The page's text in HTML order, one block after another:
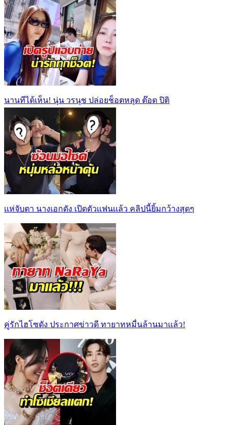
นานทีได้เห็น! นุ่น วรนุช ปล่อยช็อตหลุด ต๊อด ปิติ
เเห่จับตา นางเอกดัง เปิดตัวเเฟนเเล้ว คลิปนี้ยิ้มกว้างสุดๆ
คู่รักไฮโซดัง ประกาศข่าวดี ทายาทหมื่นล้านมาเเล้ว!